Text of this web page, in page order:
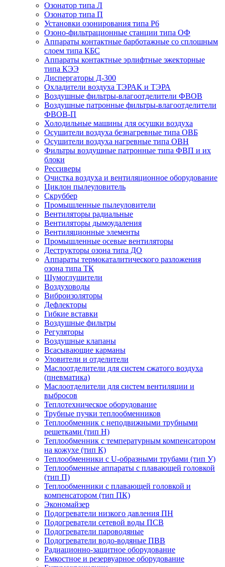
Озонатор типа Л
Озонатор типа П
Установки озонирования типа Р6
Озоно-фильтрационные станции типа ОФ
Аппараты контактные барботажные со сплошным
слоем типа КБС
Аппараты контактные эрлифтные эжекторные
типа КЭЭ
Диспергаторы Д-300
Охладители воздуха ТЭРАК и ТЭРА
Воздушные фильтры-влагоотделители ФВОВ
Воздушные патронные фильтры-влагоотделители
ФВОВ-П
Холодильные машины для осушки воздуха
Осушители воздуха безнагревные типа ОВБ
Осушители воздуха нагревные типа ОВН
Фильтры воздушные патронные типа ФВП и их
блоки
Рессиверы
Очистка воздуха и вентиляционное оборудование
Циклон пылеуловитель
Скруббер
Промышленные пылеуловители
Вентиляторы радиальные
Вентиляторы дымоудаления
Вентиляционные элементы
Промышленные осевые вентиляторы
Деструкторы озона типа ДО
Аппараты термокаталитического разложения
озона типа ТК
Шумоглушители
Воздуховоды
Виброизоляторы
Дефлекторы
Гибкие вставки
Воздушные фильтры
Регуляторы
Воздушные клапаны
Всасывающие карманы
Уловители и отделители
Маслоотделители для систем сжатого воздуха
(пневматика)
Маслоотделители для систем вентиляции и
выбросов
Теплотехническое оборудование
Трубные пучки теплообменников
Теплообменник с неподвижными трубными
решетками (тип Н)
Теплообменник с температурным компенсатором
на кожухе (тип К)
Теплообменники с U-образными трубами (тип У)
Теплообменные аппараты с плавающей головкой
(тип П)
Теплообменники с плавающей головкой и
компенсатором (тип ПК)
Экономайзер
Подогреватели низкого давления ПН
Подогреватели сетевой воды ПСВ
Подогреватели пароводяные
Подогреватели водо-водяные ПВВ
Радиационно-защитное оборудование
Емкостное и резервуарное оборудование